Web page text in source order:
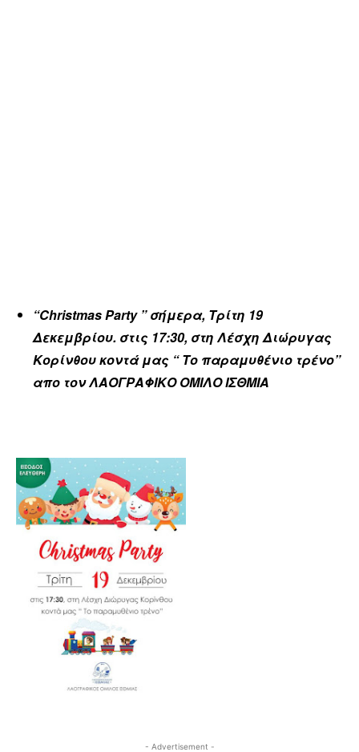
“Christmas Party ” σήμερα, Τρίτη 19
Δεκεμβρίου. στις 17:30, στη Λέσχη Διώρυγας
Κορίνθου κοντά μας “ Το παραμυθένιο τρένο”
απο τον ΛΑΟΓΡΑΦΙΚΟ ΟΜΙΛΟ ΙΣΘΜΙΑ
- Advertisement -